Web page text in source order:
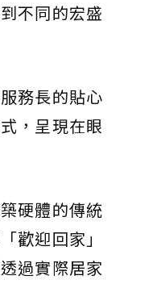
不同的宏盛
務長的貼心
，呈現在眼
硬體的傳統
歡迎回家」
過實際居家